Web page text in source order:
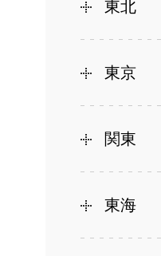
東北
東京
関東
東海